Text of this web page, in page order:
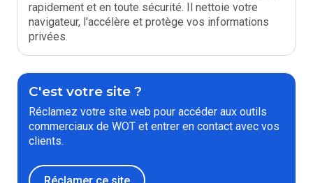
rapidement et en toute sécurité. Il nettoie votre
navigateur, l'accélère et protège vos informations
privées.
C'est votre site ?
Réclamez votre site web pour accéder aux outils
commerciaux de WOT et entrer en contact avec vos
clients.